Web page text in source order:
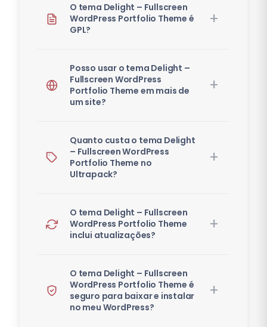
O tema Delight – Fullscreen
WordPress Portfolio Theme é
GPL?
Posso usar o tema Delight –
Fullscreen WordPress
Portfolio Theme em mais de
um site?
Quanto custa o tema Delight
– Fullscreen WordPress
Portfolio Theme no
Ultrapack?
O tema Delight – Fullscreen
WordPress Portfolio Theme
inclui atualizações?
O tema Delight – Fullscreen
WordPress Portfolio Theme é
seguro para baixar e instalar
no meu WordPress?